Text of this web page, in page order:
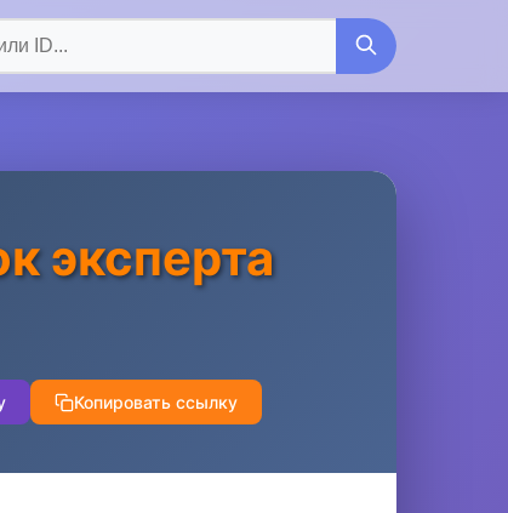
эксперта
Копировать ссылку